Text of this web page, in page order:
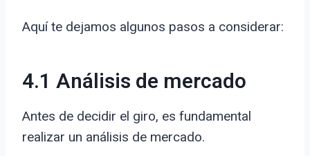
Aquí te dejamos algunos pasos a considerar:
4.1 Análisis de mercado
Antes de decidir el giro, es fundamental
realizar un análisis de mercado.